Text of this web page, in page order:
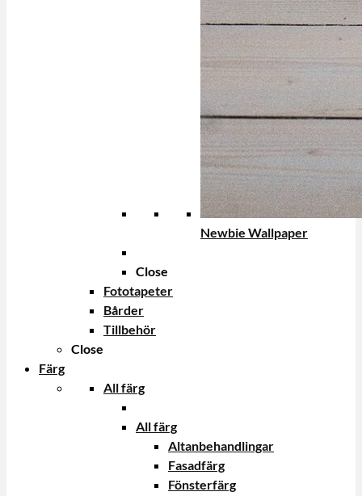
Newbie Wallpaper
Close
Fototapeter
Bårder
Tillbehör
Close
Färg
All färg
All färg
Altanbehandlingar
Fasadfärg
Fönsterfärg